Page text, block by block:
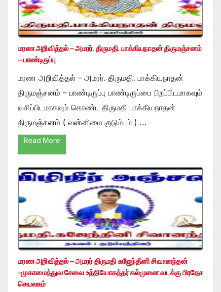
மரண அறிவித்தல் – அமரர். திருமதி. பாக்கியநாதன் திருமஞ்சனம்
– பாண்டிருப்பு
மரண அறிவித்தல் – அமரர். திருமதி. பாக்கியநாதன்
திருமஞ்சனம் – பாண்டிருப்பு பாண்டிருப்பை பிறப்பிடமாகவும்
வசிப்பிடமாகவும் கொண்ட திருமதி பாக்கியநாதன்
திருமஞ்சனம் ( வன்னிமை குடும்பம் ) …
Read More
மரண அறிவித்தல் – அமரர் திருமதி கஜேந்தினி சிவானந்தன்
-முகாமைத்துவ சேவை உத்தியோகத்தர் கல்முனை வடக்கு பிரதேச
செயலகம்